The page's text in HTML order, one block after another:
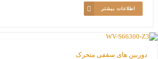
اطلاعات بیشتر
دوربین های سقفی متحرک